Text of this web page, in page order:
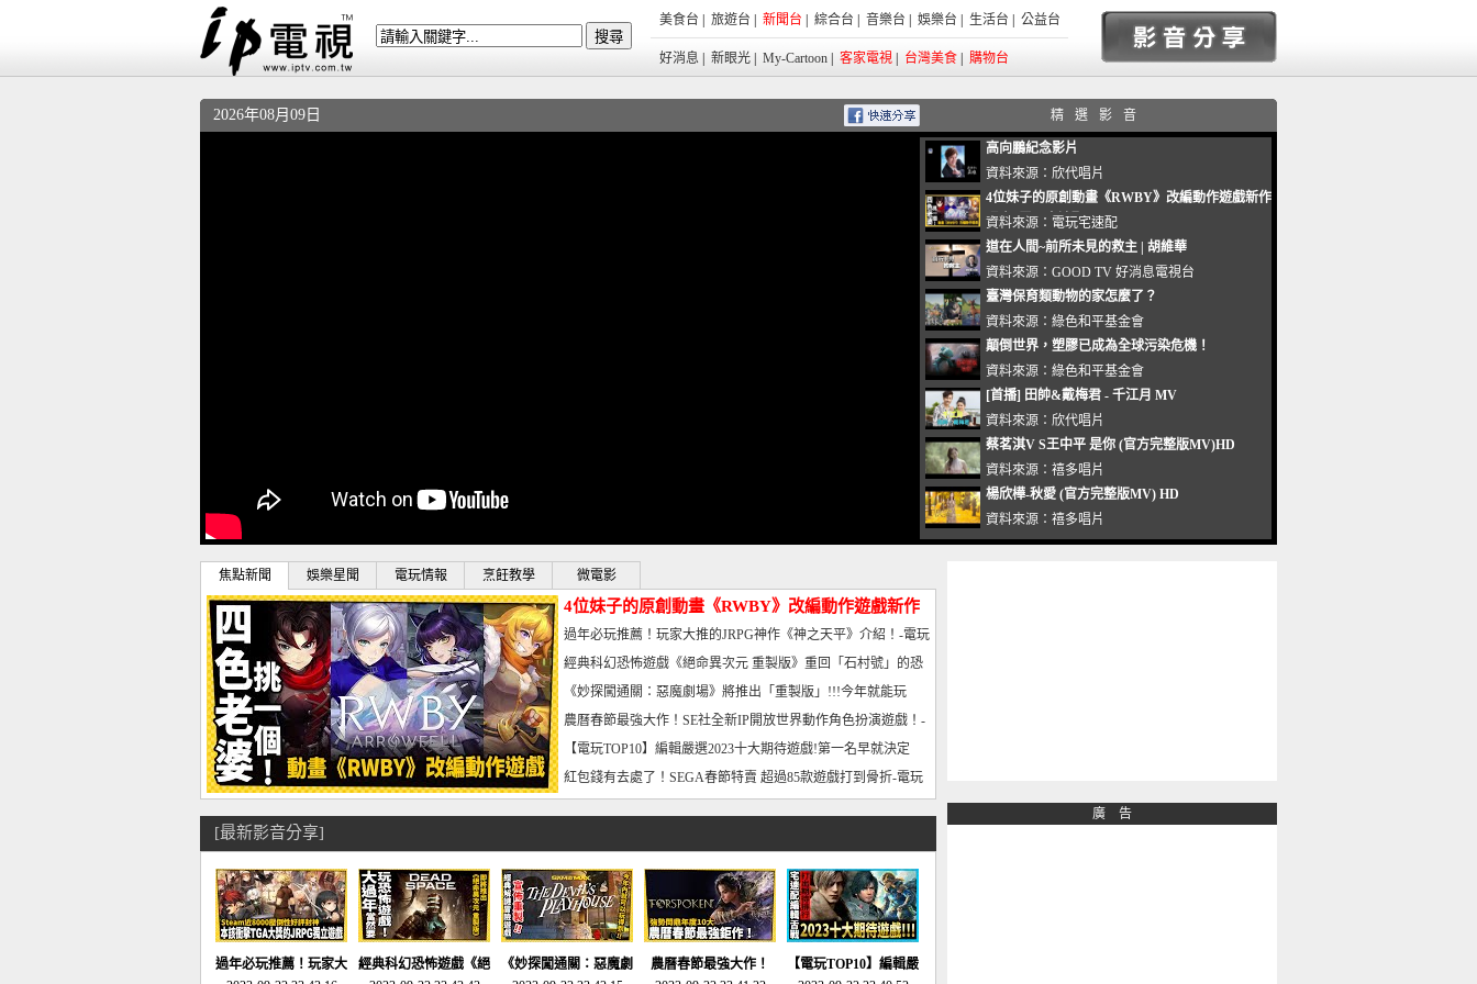
美食台 旅遊台 新聞台 綜合台 音樂台 娛樂台 生活台 公益台
好消息 新眼光 My-Cartoon 客家電視 台灣美食 購物台
2026年08月09日 精選影音
高向鵬紀念影片
資料來源： 欣代唱片
4位妹子的原創動畫《RWBY》改編動作遊戲新作
曝光_電玩宅速配20221102
資料來源： 電玩宅速配
道在人間~前所未見的救主 | 胡維華
資料來源： GOOD TV 好消息電視台
臺灣保育類動物的家怎麼了？
資料來源： 綠色和平基金會
顛倒世界，塑膠已成為全球污染危機！
資料來源： 綠色和平基金會
[首播] 田帥&戴梅君 - 千江月 MV
資料來源： 欣代唱片
蔡茗淇V S王中平 是你 (官方完整版MV)HD
資料來源： 禧多唱片
楊欣樺-秋愛 (官方完整版MV) HD
資料來源： 禧多唱片
焦點新聞 娛樂星聞 電玩情報 烹飪教學 微電影
4位妹子的原創動畫《RWBY》改編動作遊戲新作
曝光_電玩宅速配20221102
過年必玩推薦！玩家大推的JRPG神作《神之天平》介紹！-電玩
宅速配20230126
經典科幻恐怖遊戲《絕命異次元 重製版》重回「石村號」的恐
懼體驗-電玩宅速配20230125
《妙探闖通關：惡魔劇場》將推出「重製版」!!!今年就能玩
到!!-電玩宅速配20230124
農曆春節最強大作！SE社全新IP開放世界動作角色扮演遊戲！-
電玩宅速配20230123
【電玩TOP10】編輯嚴選2023十大期待遊戲!第一名早就決定
了，封面圖直接雷你!-電玩宅速配20230120
紅包錢有去處了！SEGA春節特賣 超過85款遊戲打到骨折-電玩
宅速配20230119
[最新影音分享]
過年必玩推薦！玩家大
經典科幻恐怖遊戲《絕
《妙探闖通關：惡魔劇
農曆春節最強大作！
【電玩TOP10】編輯嚴
廣 告